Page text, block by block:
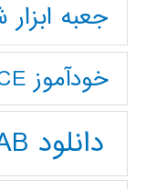
جعبه
خودآموز HSPICE
دانلود MATLAB